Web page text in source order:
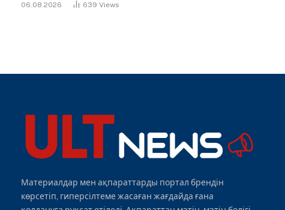
06.08.2026 639 Views
Материалдар мен ақпараттарды портал брендін
көрсетіп, гиперсілтеме жасаған жағдайда ғана